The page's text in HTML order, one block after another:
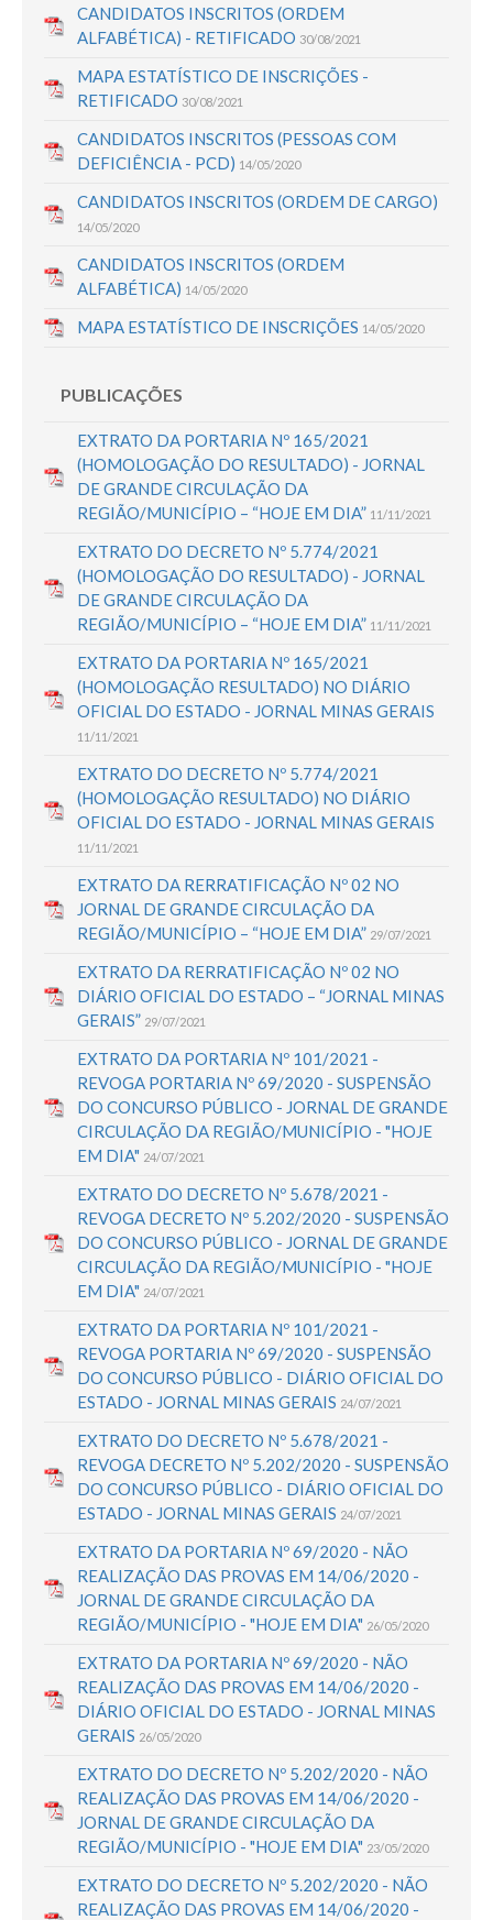
CANDIDATOS INSCRITOS (ORDEM
ALFABÉTICA) - RETIFICADO 30/08/2021
MAPA ESTATÍSTICO DE INSCRIÇÕES -
RETIFICADO 30/08/2021
CANDIDATOS INSCRITOS (PESSOAS COM
DEFICIÊNCIA - PCD) 14/05/2020
CANDIDATOS INSCRITOS (ORDEM DE CARGO)
14/05/2020
CANDIDATOS INSCRITOS (ORDEM
ALFABÉTICA) 14/05/2020
MAPA ESTATÍSTICO DE INSCRIÇÕES 14/05/2020
PUBLICAÇÕES
EXTRATO DA PORTARIA Nº 165/2021
(HOMOLOGAÇÃO DO RESULTADO) - JORNAL
DE GRANDE CIRCULAÇÃO DA
REGIÃO/MUNICÍPIO – “HOJE EM DIA” 11/11/2021
EXTRATO DO DECRETO Nº 5.774/2021
(HOMOLOGAÇÃO DO RESULTADO) - JORNAL
DE GRANDE CIRCULAÇÃO DA
REGIÃO/MUNICÍPIO – “HOJE EM DIA” 11/11/2021
EXTRATO DA PORTARIA Nº 165/2021
(HOMOLOGAÇÃO RESULTADO) NO DIÁRIO
OFICIAL DO ESTADO - JORNAL MINAS GERAIS
11/11/2021
EXTRATO DO DECRETO Nº 5.774/2021
(HOMOLOGAÇÃO RESULTADO) NO DIÁRIO
OFICIAL DO ESTADO - JORNAL MINAS GERAIS
11/11/2021
EXTRATO DA RERRATIFICAÇÃO Nº 02 NO
JORNAL DE GRANDE CIRCULAÇÃO DA
REGIÃO/MUNICÍPIO – “HOJE EM DIA” 29/07/2021
EXTRATO DA RERRATIFICAÇÃO Nº 02 NO
DIÁRIO OFICIAL DO ESTADO – “JORNAL MINAS
GERAIS” 29/07/2021
EXTRATO DA PORTARIA Nº 101/2021 -
REVOGA PORTARIA Nº 69/2020 - SUSPENSÃO
DO CONCURSO PÚBLICO - JORNAL DE GRANDE
CIRCULAÇÃO DA REGIÃO/MUNICÍPIO - "HOJE
EM DIA" 24/07/2021
EXTRATO DO DECRETO Nº 5.678/2021 -
REVOGA DECRETO Nº 5.202/2020 - SUSPENSÃO
DO CONCURSO PÚBLICO - JORNAL DE GRANDE
CIRCULAÇÃO DA REGIÃO/MUNICÍPIO - "HOJE
EM DIA" 24/07/2021
EXTRATO DA PORTARIA Nº 101/2021 -
REVOGA PORTARIA Nº 69/2020 - SUSPENSÃO
DO CONCURSO PÚBLICO - DIÁRIO OFICIAL DO
ESTADO - JORNAL MINAS GERAIS 24/07/2021
EXTRATO DO DECRETO Nº 5.678/2021 -
REVOGA DECRETO Nº 5.202/2020 - SUSPENSÃO
DO CONCURSO PÚBLICO - DIÁRIO OFICIAL DO
ESTADO - JORNAL MINAS GERAIS 24/07/2021
EXTRATO DA PORTARIA Nº 69/2020 - NÃO
REALIZAÇÃO DAS PROVAS EM 14/06/2020 -
JORNAL DE GRANDE CIRCULAÇÃO DA
REGIÃO/MUNICÍPIO - "HOJE EM DIA" 26/05/2020
EXTRATO DA PORTARIA Nº 69/2020 - NÃO
REALIZAÇÃO DAS PROVAS EM 14/06/2020 -
DIÁRIO OFICIAL DO ESTADO - JORNAL MINAS
GERAIS 26/05/2020
EXTRATO DO DECRETO Nº 5.202/2020 - NÃO
REALIZAÇÃO DAS PROVAS EM 14/06/2020 -
JORNAL DE GRANDE CIRCULAÇÃO DA
REGIÃO/MUNICÍPIO - "HOJE EM DIA" 23/05/2020
EXTRATO DO DECRETO Nº 5.202/2020 - NÃO
REALIZAÇÃO DAS PROVAS EM 14/06/2020 -